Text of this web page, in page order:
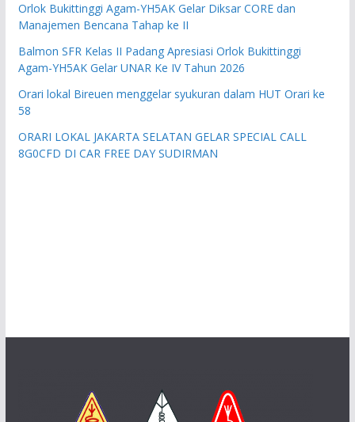
Orlok Bukittinggi Agam-YH5AK Gelar Diksar CORE dan
Manajemen Bencana Tahap ke II
Balmon SFR Kelas II Padang Apresiasi Orlok Bukittinggi
Agam-YH5AK Gelar UNAR Ke IV Tahun 2026
Orari lokal Bireuen menggelar syukuran dalam HUT Orari ke
58
ORARI LOKAL JAKARTA SELATAN GELAR SPECIAL CALL
8G0CFD DI CAR FREE DAY SUDIRMAN